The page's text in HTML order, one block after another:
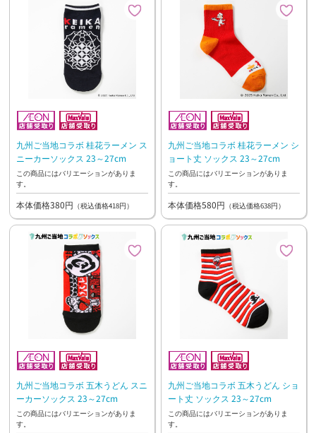
九州ご当地コラボ 桂花ラーメン ス
ニーカーソックス 23～27cm
この商品にはバリエーションがありま
す。
本体価格380円 （税込価格418円）
九州ご当地コラボ 桂花ラーメン シ
ョート丈 ソックス 23～27cm
この商品にはバリエーションがありま
す。
本体価格580円 （税込価格638円）
九州ご当地コラボ 五木うどん スニ
ーカーソックス 23～27cm
この商品にはバリエーションがありま
す。
九州ご当地コラボ 五木うどん ショ
ート丈 ソックス 23～27cm
この商品にはバリエーションがありま
す。